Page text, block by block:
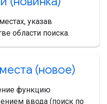
указав
области поиска.
(новое)
функцию
ввода (поиск по